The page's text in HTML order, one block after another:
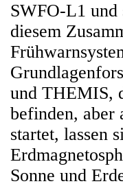
SWFO-L1 und
diesem
und THEMIS,
befinden, aber
startet, lassen
Sonne und